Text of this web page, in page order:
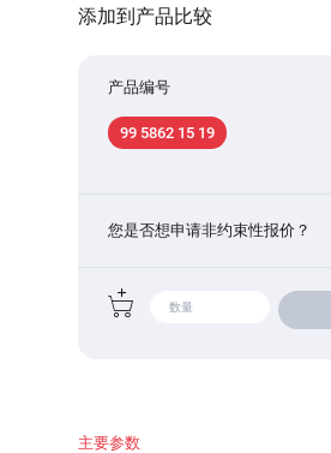
添加到产品比较
产品编号
99 5862 15 19
您是否想申请非约束性报价？
主要参数